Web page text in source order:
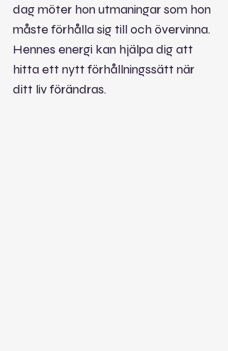
dag möter hon utmaningar som hon
måste förhålla sig till och övervinna.
Hennes energi kan hjälpa dig att
hitta ett nytt förhållningssätt när
ditt liv förändras.